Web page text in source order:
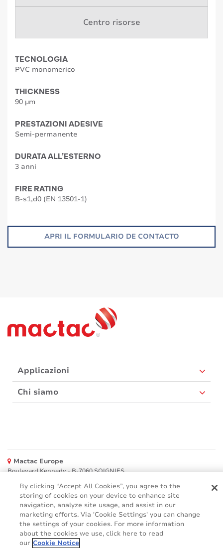
Centro risorse
TECNOLOGIA
PVC monomerico
THICKNESS
90 µm
PRESTAZIONI ADESIVE
Semi-permanente
DURATA ALL’ESTERNO
3 anni
FIRE RATING
B-s1,d0 (EN 13501-1)
APRI IL FORMULARIO DE CONTACTO
Applicazioni
Chi siamo
Mactac Europe
Boulevard Kennedy - B-7060 SOIGNIES
Websites
Mactac creative awards
www.mactaccreativeawards.com
By clicking “Accept All Cookies”, you agree to the
storing of cookies on your device to enhance site
navigation, analyze site usage, and assist in our
marketing efforts. Via 'Cookie Settings' you can change
the settings of your cookies. For more information
about the cookies we use, click here to read
our Cookie Notice